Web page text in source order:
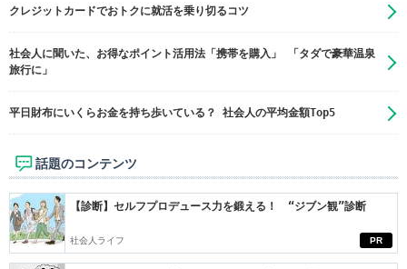
クレジットカードでおトクに就活を乗り切るコツ
社会人に聞いた、お得なポイント活用法「携帯を購入」 「タダで豪華温泉
旅行に」
平日財布にいくらお金を持ち歩いている？ 社会人の平均金額Top5
話題のコンテンツ
PR
【診断】セルフプロデュース力を鍛える！ “ジブン観”診断
社会人ライフ